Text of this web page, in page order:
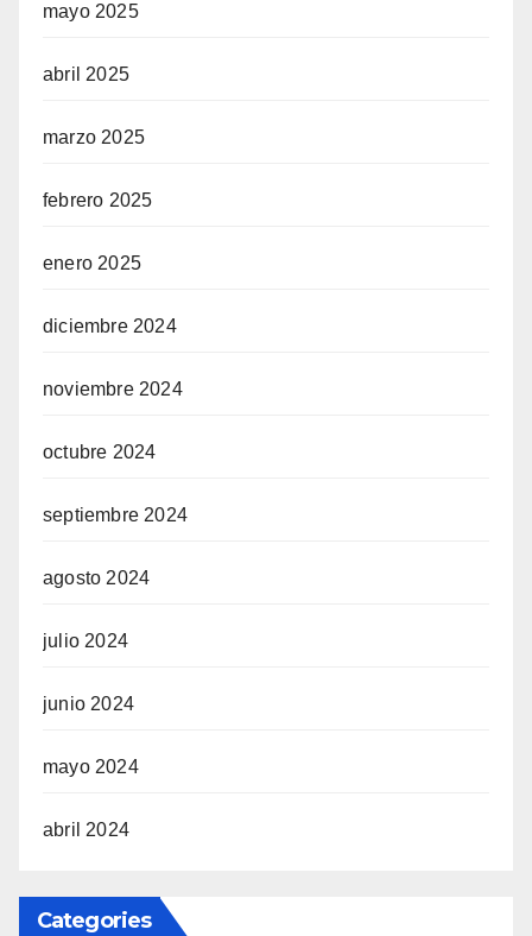
mayo 2025
abril 2025
marzo 2025
febrero 2025
enero 2025
diciembre 2024
noviembre 2024
octubre 2024
septiembre 2024
agosto 2024
julio 2024
junio 2024
mayo 2024
abril 2024
Categories